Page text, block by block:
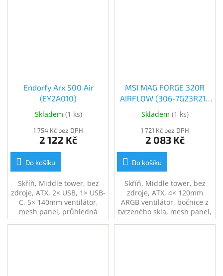
Endorfy Arx 500 Air
(EY2A010)
Skladem (1 ks)
1 754 Kč bez DPH
2 122 Kč
Do košíku
Skříň, Middle tower, bez
zdroje, ATX, 2× USB, 1× USB-
C, 5× 140mm ventilátor,
mesh panel, průhledná
bočnice, černá
MSI MAG FORGE 320R
AIRFLOW (306-7G23R21-
Skladem (1 ks)
1 721 Kč bez DPH
2 083 Kč
Do košíku
Skříň, Middle tower, bez
zdroje, ATX, 4× 120mm
ARGB ventilátor, bočnice z
tvrzeného skla, mesh panel,
2× USB 3.0, černá